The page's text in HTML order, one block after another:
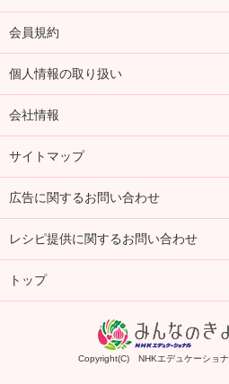
会員規約
個人情報の取り扱い
会社情報
サイトマップ
広告に関するお問い合わせ
レシピ提供に関するお問い合わせ
トップ
Copyright(C) NHKエデュケーショ